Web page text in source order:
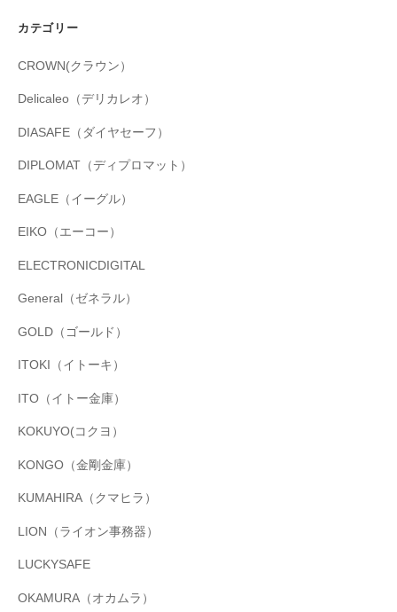
カテゴリー
CROWN(クラウン）
Delicaleo（デリカレオ）
DIASAFE（ダイヤセーフ）
DIPLOMAT（ディプロマット）
EAGLE（イーグル）
EIKO（エーコー）
ELECTRONICDIGITAL
General（ゼネラル）
GOLD（ゴールド）
ITOKI（イトーキ）
ITO（イトー金庫）
KOKUYO(コクヨ）
KONGO（金剛金庫）
KUMAHIRA（クマヒラ）
LION（ライオン事務器）
LUCKYSAFE
OKAMURA（オカムラ）